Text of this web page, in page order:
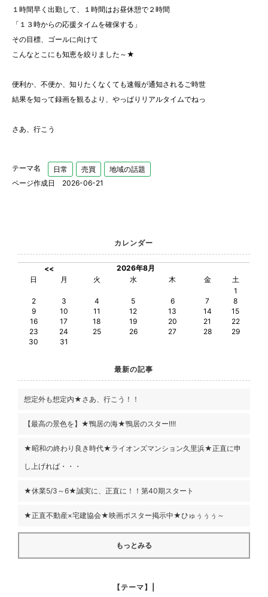
１時間早く出勤して、１時間はお昼休憩で２時間
「１３時からの応援タイムを確保する」
その目標、ゴールに向けて
こんなとこにも知恵を絞りました～★
便利か、不便か、知りたくなくても速報が通知されるご時世
結果を知って録画を観るより、やっぱりリアルタイムでねっ
さあ、行こう
テーマ名 日常 売買
地域の話題
ページ作成日 2026-06-21
カレンダー
<<
2026年8月
日
月 火 水 木 金
土
1
2
3 4 5 6 7
8
9
10 11 12 13 14
15
16
17 18 19 20 21
22
23
24 25 26 27 28
29
30
31
最新の記事
想定外も想定内★さあ、行こう！！
【最高の景色を】★鴨居の海★鴨居のスター!!!!
★昭和の終わり良き時代★ライオンズマンション久里浜★正直に申
し上げれば・・・
★休業5/3～6★誠実に、正直に！！第40期スタート
★正直不動産×宅建協会★映画ポスター掲示中★ひゅぅぅぅ～
もっとみる
【テーマ】|